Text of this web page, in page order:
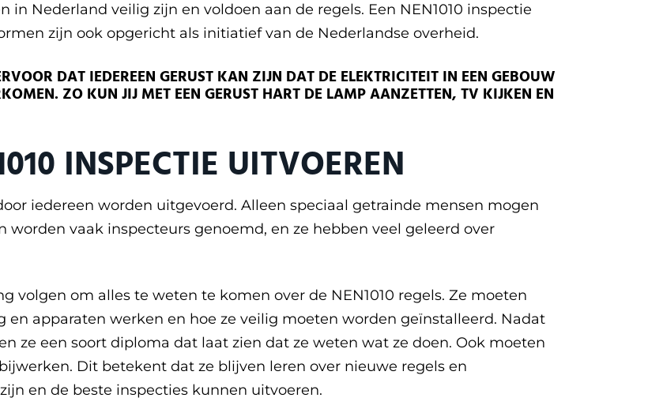
Nederland veilig zijn en voldoen aan de regels. Een NEN1010 inspectie
zijn ook opgericht als initiatief van de Nederlandse overheid.
DAT IEDEREEN GERUST KAN ZIJN DAT DE ELEKTRICITEIT IN EEN GEBOUW
ZO KUN JIJ MET EEN GERUST HART DE LAMP AANZETTEN, TV KIJKEN EN
INSPECTIE UITVOEREN
iedereen worden uitgevoerd. Alleen speciaal getrainde mensen mogen
worden vaak inspecteurs genoemd, en ze hebben veel geleerd over
volgen om alles te weten te komen over de NEN1010 regels. Ze moeten
apparaten werken en hoe ze veilig moeten worden geïnstalleerd. Nadat
ze een soort diploma dat laat zien dat ze weten wat ze doen. Ook moeten
Dit betekent dat ze blijven leren over nieuwe regels en
en de beste inspecties kunnen uitvoeren.